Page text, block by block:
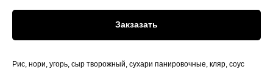
Закзазать
Рис, нори, угорь, сыр творожный, сухари панировочные, кляр, соус